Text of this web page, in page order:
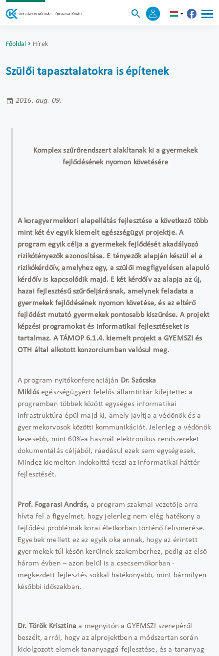
Főoldal Hírek
Szülői tapasztalatokra is építenek
2016. aug. 09.
Komplex szűrőrendszert alakítanak ki a gyermekek
fejlődésének nyomon követésére
A koragyermekkori alapellátás fejlesztése a következő több
mint két év egyik kiemelt egészségügyi projektje. A
program egyik célja a gyermekek fejlődését akadályozó
rizikótényezők azonosítása. E tényezők alapján készül el a
rizikókérdőív, amelyhez egy, a szülői megfigyelésen alapuló
kérdőív is kapcsolódik majd. E két kérdőív az alapja az új,
hazai fejlesztésű szűrőeljárásnak, amelynek feladata a
gyermekek fejlődésének nyomon követése, és az eltérő
fejlődést mutató gyermekek pontosabb kiszűrése. A projekt
képzési programokat és informatikai fejlesztéseket is
tartalmaz. A TÁMOP 6.1.4. kiemelt projekt a GYEMSZI és
OTH által alkotott konzorciumban valósul meg.
A program nyitókonferenciáján Dr. Szócska
Miklósegészségügyért felelős államtitkár kifejtette: a
programban többek között egységes informatikai
infrastruktúra épül majd ki, amely javítja a védőnők és a
gyermekorvosok közötti kommunikációt. Jelenleg a védőnők
kevesebb, mint 60%-a használ elektronikus rendszereket
dokumentálás céljából, ráadásul ezek sem egységesek.
Mindez kiemelten indokolttá teszi az informatikai háttér
fejlesztését.
Prof. Fogarasi András, a program szakmai vezetője arra
hívta fel a figyelmet, hogy jelenleg nem elég hatékony a
fejlődési problémák korai életkorban történő felismerése.
Egyebek mellett ez az egyik oka annak, hogy az érintett
gyermekek túl későn kerülnek szakemberhez, pedig az első
három évben – azon belül is a csecsemőkorban -
megkezdett fejlesztés sokkal hatékonyabb, mint bármilyen
későbbi időszakban.
Dr. Török Krisztinaa megnyitón a GYEMSZI szerepéről
beszélt, arról, hogy az alprojektben a módszertan során
kidolgozott elemek tananyaggá fejlesztése, és a tananyag-